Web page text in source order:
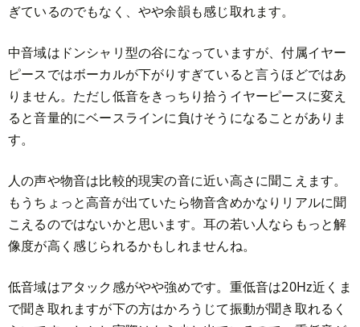
ぎているのでもなく、やや余韻も感じ取れます。
中音域はドンシャリ型の谷になっていますが、付属イヤー
ピースではボーカルが下がりすぎていると言うほどではあ
りません。ただし低音をきっちり拾うイヤーピースに変え
ると音量的にベースラインに負けそうになることがありま
す。
人の声や物音は比較的現実の音に近い高さに聞こえます。
もうちょっと高音が出ていたら物音含めかなりリアルに聞
こえるのではないかと思います。耳の若い人ならもっと解
像度が高く感じられるかもしれませんね。
低音域はアタック感がやや強めです。重低音は20Hz近くま
で聞き取れますが下の方はかろうじて振動が聞き取れるく